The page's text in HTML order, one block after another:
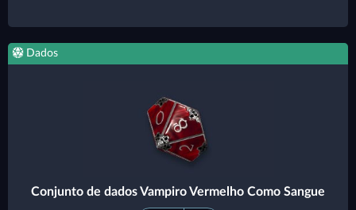
Dados
Conjunto de dados Vampiro Vermelho Como Sangue